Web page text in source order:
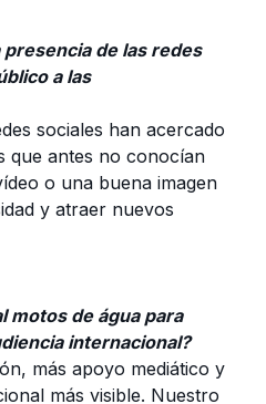
de las redes
a las
sociales han acercado
que antes no conocían
o una buena imagen
y atraer nuevos
motos de água para
internacional?
más apoyo mediático y
más visible. Nuestro